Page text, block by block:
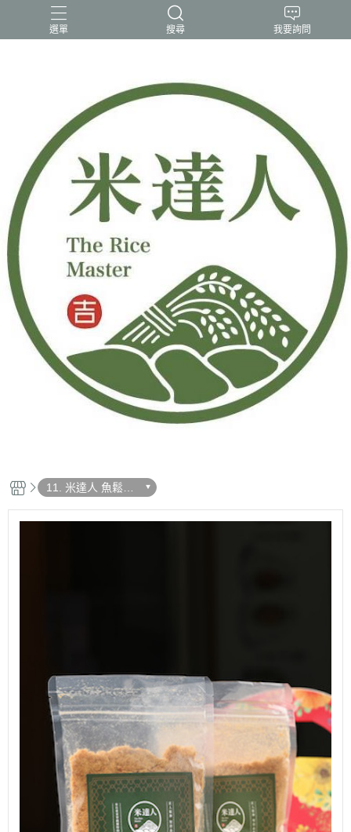
選單 搜尋 我要詢問
11. 米達人 魚鬆
（選用臺東當季時
魚）9折優惠